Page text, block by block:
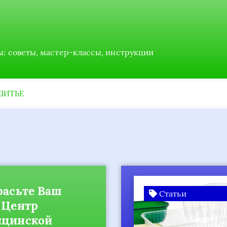
советы, мастер-классы, инструкции
Статьи